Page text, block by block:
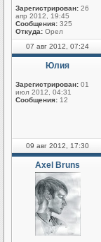
Зарегистрирован: 26
апр 2012, 19:45
Сообщения: 325
Откуда: Орел
07 авг 2012, 07:24
Юлия
Зарегистрирован: 01
июл 2012, 04:31
Сообщения: 12
09 авг 2012, 17:30
Axel Bruns